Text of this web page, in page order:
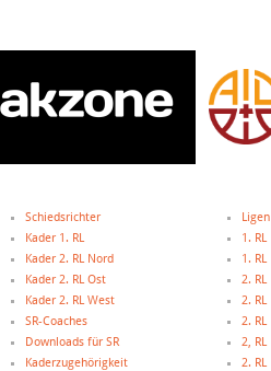
Schiedsrichter
Kader 1. RL
Kader 2. RL Nord
Kader 2. RL Ost
Kader 2. RL West
SR-Coaches
Downloads für SR
Kaderzugehörigkeit
Ligen
1.
1.
2.
2.
2.
2,
2.